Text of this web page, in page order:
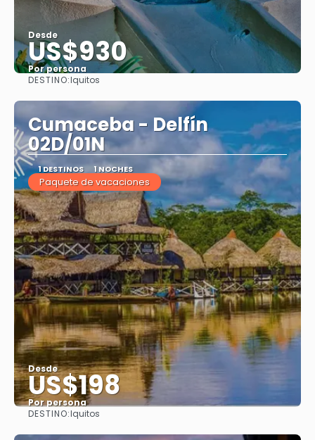
Desde
US$930
Por persona
DESTINO:Iquitos
Cumaceba - Delfín
02D/01N
1 DESTINOS 1 NOCHES
Paquete de vacaciones
Desde
US$198
Por persona
DESTINO:Iquitos